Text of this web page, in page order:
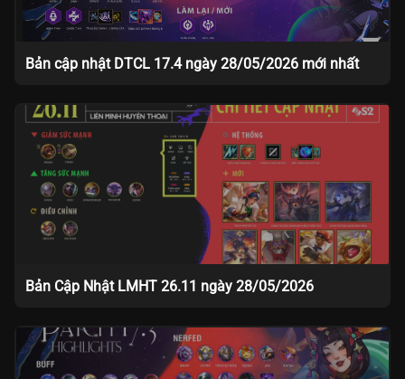
Bản cập nhật DTCL 17.4 ngày 28/05/2026 mới nhất
Bản Cập Nhật LMHT 26.11 ngày 28/05/2026